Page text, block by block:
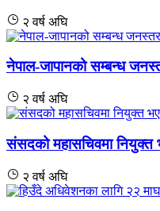
२ वर्ष अघि
नेपाल-जापानको सम्बन्ध
२ वर्ष अघि
संसदको महासचिवमा नियुक्त
२ वर्ष अघि